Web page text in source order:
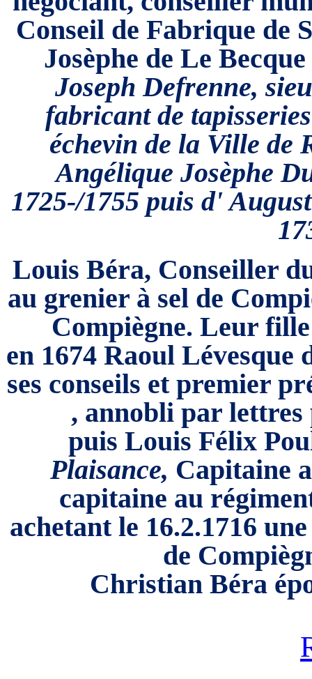
Conseil de Fabrique
Josèphe de Le Becque
Joseph Defrenne,
fabricant de
échevin de la Ville de
Angélique Josèphe
1725-/1755 puis d'
Louis Béra, Conseiller
au grenier à sel de
Compiègne. Leur
en 1674 Raoul Lévesque
ses conseils et premier
, annobli par lettres
puis Louis Félix
Plaisance, Capitaine
capitaine au
achetant le 16.2.1716
de
Christian Béra